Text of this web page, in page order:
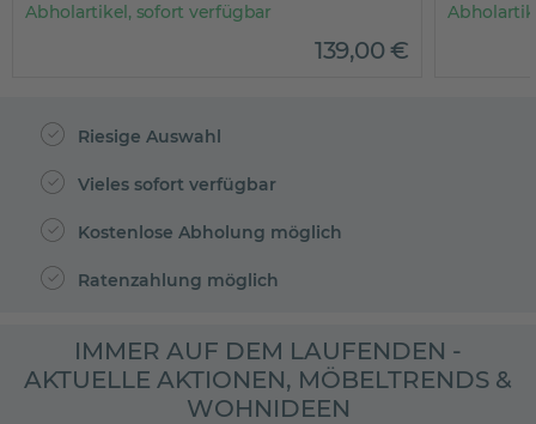
Abholartikel, sofort verfügbar
139,00€
Riesige Auswahl
Vieles sofort verfügbar
Kostenlose Abholung möglich
Ratenzahlung möglich
IMMER AUF DEM LAUFENDEN -
AKTUELLE AKTIONEN, MÖBELTRENDS &
WOHNIDEEN